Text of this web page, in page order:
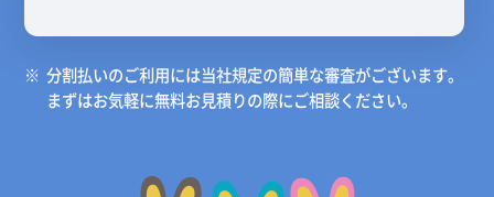
※ 分割払いのご利用には当社規定の簡単な審査がございます。
まずはお気軽に無料お見積りの際にご相談ください。